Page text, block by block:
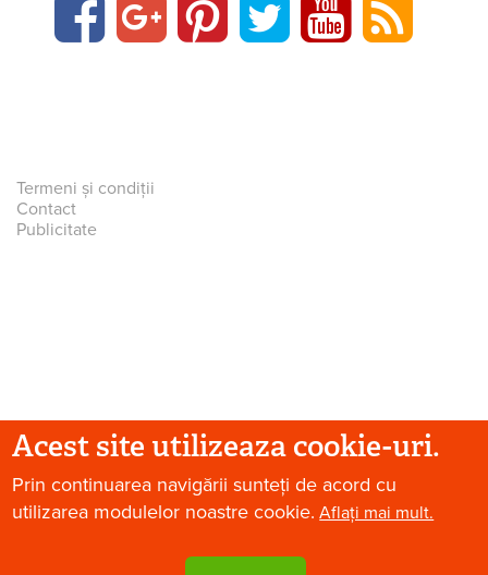
Termeni și condiții
Contact
Publicitate
© 2026 Paradis Verde. Toate drepturile rezervate.
Acest site utilizeaza cookie-uri.
Prin continuarea navigării sunteți de acord cu
utilizarea modulelor noastre cookie. Aflați mai mult.